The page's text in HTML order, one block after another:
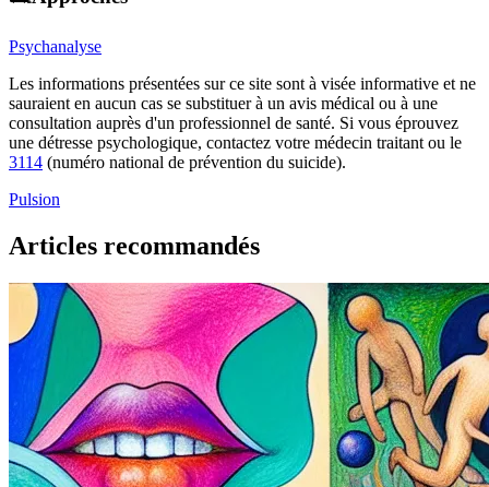
Psychanalyse
Les informations présentées sur ce site sont à visée informative et ne
sauraient en aucun cas se substituer à un avis médical ou à une
consultation auprès d'un professionnel de santé. Si vous éprouvez
une détresse psychologique, contactez votre médecin traitant ou le
3114 (numéro national de prévention du suicide).
Pulsion
Articles recommandés